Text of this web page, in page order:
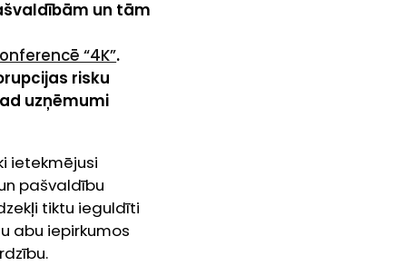
un tām
“4K”.
risku
uzņēmumi
ietekmējusi
pašvaldību
tiktu ieguldīti
abu iepirkumos